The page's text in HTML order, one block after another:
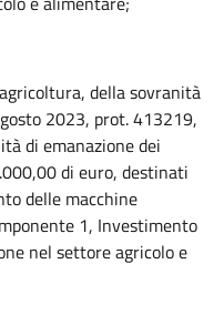
della sovranità
2023, prot. 413219,
di emanazione dei
di euro, destinati
delle macchine
1, Investimento
nel settore agricolo e